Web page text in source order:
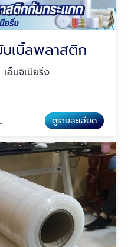
เบิ้ลพลาสติก
อ็นจิเนียริ่ง
ดูรายละเอียด